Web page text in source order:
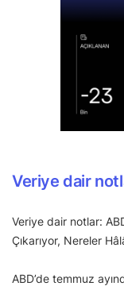
Veriye dair
Veriye dair notlar:
Çıkarıyor, Nereler
ABD’de temmuz